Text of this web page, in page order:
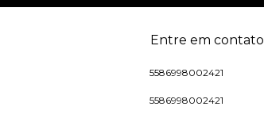
Entre em contato
5586998002421
5586998002421